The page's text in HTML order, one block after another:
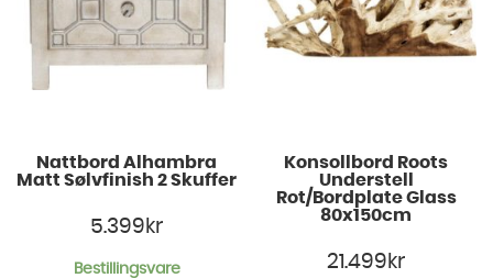
Nattbord Alhambra
Matt Sølvfinish 2 Skuffer
5.399 kr
Bestillingsvare
Konsollbord Roots
Understell
Rot/Bordplate Glass
80x150cm
21.499 kr